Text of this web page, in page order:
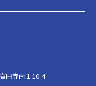
円寺南 1-10-4